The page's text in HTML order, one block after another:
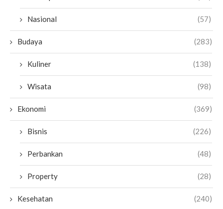
Nasional (57)
Budaya (283)
Kuliner (138)
Wisata (98)
Ekonomi (369)
Bisnis (226)
Perbankan (48)
Property (28)
Kesehatan (240)